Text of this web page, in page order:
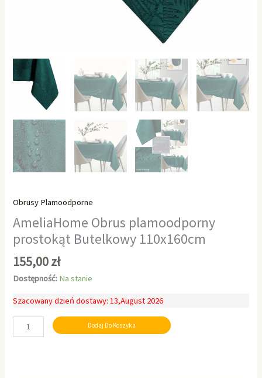
Obrusy Plamoodporne
AmeliaHome Obrus plamoodporny
prostokąt Butelkowy 110x160cm
155,00zł
Dostępność: Na stanie
Szacowany dzień dostawy: 13,August 2026
Dodaj Do Koszyka